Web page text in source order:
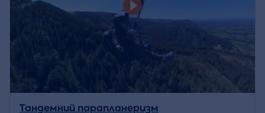
Тандемний парапланеризм